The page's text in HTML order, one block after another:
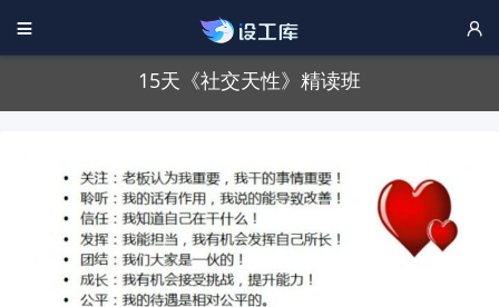
 
15天《社交天性》精读班